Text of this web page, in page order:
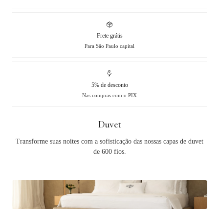
Frete grátis
Para São Paulo capital
5% de desconto
Nas compras com o PIX
Duvet
Transforme suas noites com a sofisticação das nossas capas de duvet
de 600 fios.